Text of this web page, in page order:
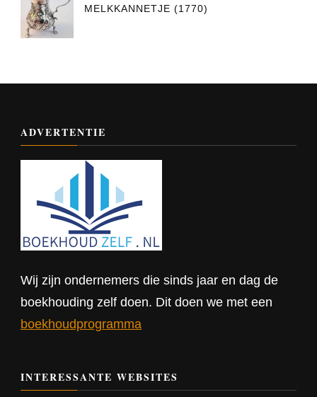
MELKKANNETJE (1770)
ADVERTENTIE
Wij zijn ondernemers die sinds jaar en dag de
boekhouding zelf doen. Dit doen we met een
boekhoudprogramma
INTERESSANTE WEBSITES